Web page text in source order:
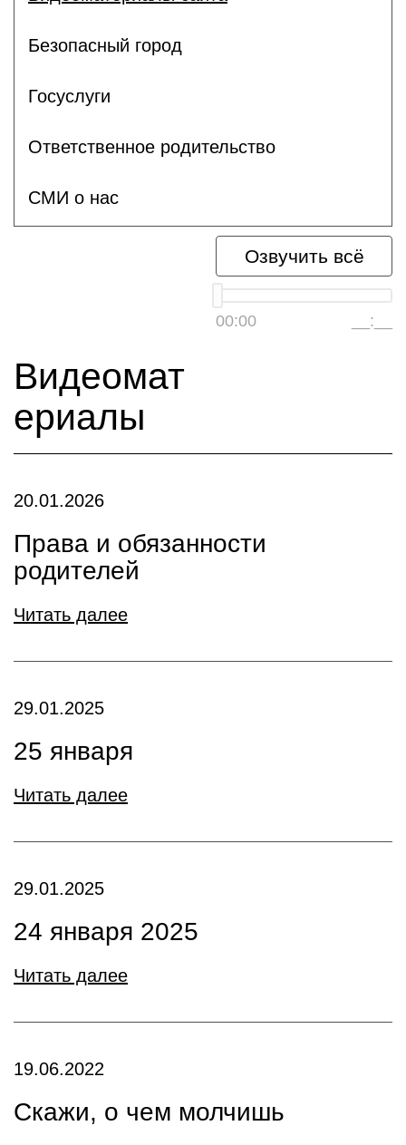
Безопасный город
Госуслуги
Ответственное родительство
СМИ о нас
Озвучить всё
00:00 __:__
Видеомат
ериалы
20.01.2026
Права и обязанности
родителей
Читать далее
29.01.2025
25 января
Читать далее
29.01.2025
24 января 2025
Читать далее
19.06.2022
Скажи, о чем молчишь